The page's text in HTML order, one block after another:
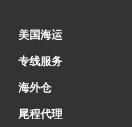
美国海运
海运拼柜
海运整柜
美国海卡
加拿大海运
专线服务
FBA专线直送
超大件专线
AWD专线
电池专线
海外仓
一件代发
FBA中转
贴标换标
拆柜/存储
尾程代理